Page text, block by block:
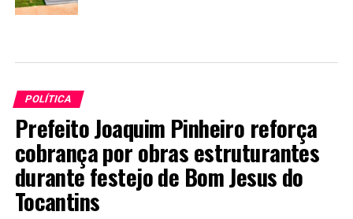
POLÍTICA
Prefeito Joaquim Pinheiro reforça
cobrança por obras estruturantes
durante festejo de Bom Jesus do
Tocantins